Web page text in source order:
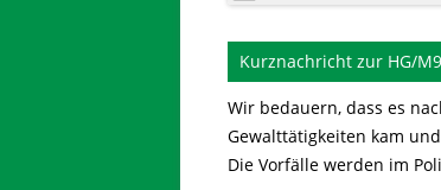
Kurznachricht zur HG/
Wir bedauern, dass es
Gewalttätigkeiten kam
Die Vorfälle werden im